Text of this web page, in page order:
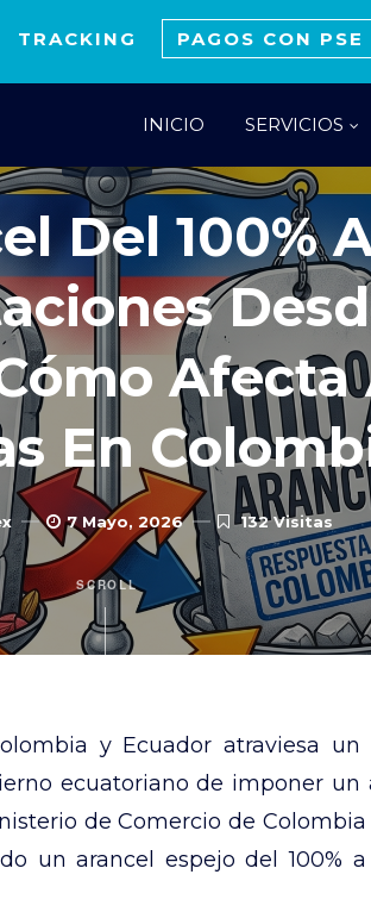
TRACKING PAGOS CON PSE
INICIO SERVICIOS
Del 100%
Afecta
En
7 Mayo, 2026 132 Visitas
SCROLL
y Ecuador atraviesa
ecuatoriano de imponer un
de Comercio de
un arancel espejo del 100%